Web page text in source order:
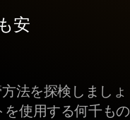
安
法を探検しましょ
使用する何千もの